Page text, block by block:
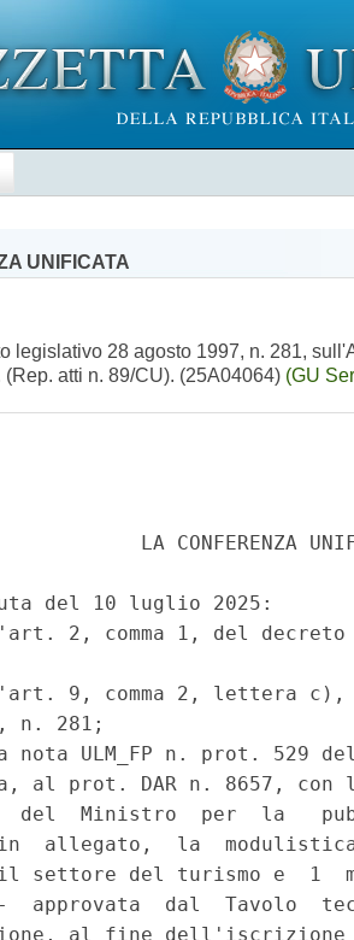
UNIFICATA
legislativo 28 agosto 1997, n. 281,
atti n. 89/CU). (25A04064) (GU